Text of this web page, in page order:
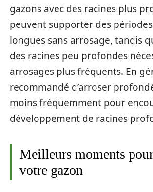
gazons avec des racines plus
peuvent supporter des
longues sans arrosage, tandis
des racines peu profondes
arrosages plus fréquents. En
recommandé d’arroser
moins fréquemment pour
développement de racines
Meilleurs moments
votre gazon